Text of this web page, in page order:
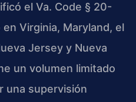
el Va. Code § 20-
Virginia, Maryland, el
Jersey y Nueva
un volumen limitado
una supervisión